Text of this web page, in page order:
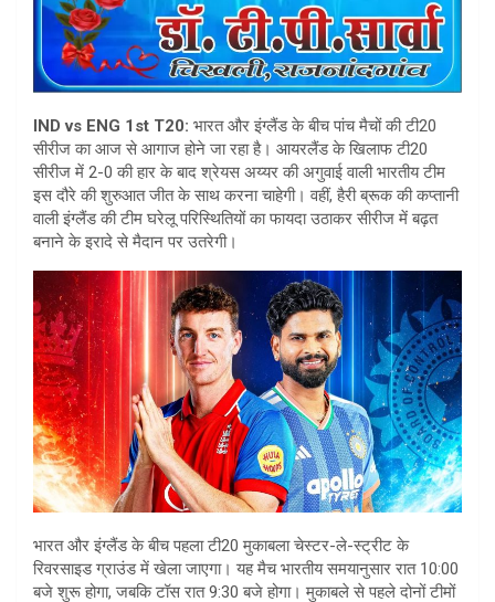
IND vs ENG 1st T20: भारत और इंग्लैंड के बीच पांच मैचों की टी20
सीरीज का आज से आगाज होने जा रहा है। आयरलैंड के खिलाफ टी20
सीरीज में 2-0 की हार के बाद श्रेयस अय्यर की अगुवाई वाली भारतीय टीम
इस दौरे की शुरुआत जीत के साथ करना चाहेगी। वहीं, हैरी ब्रूक की कप्तानी
वाली इंग्लैंड की टीम घरेलू परिस्थितियों का फायदा उठाकर सीरीज में बढ़त
बनाने के इरादे से मैदान पर उतरेगी।
भारत और इंग्लैंड के बीच पहला टी20 मुकाबला चेस्टर-ले-स्ट्रीट के
रिवरसाइड ग्राउंड में खेला जाएगा। यह मैच भारतीय समयानुसार रात 10:00
बजे शुरू होगा, जबकि टॉस रात 9:30 बजे होगा। मुकाबले से पहले दोनों टीमों